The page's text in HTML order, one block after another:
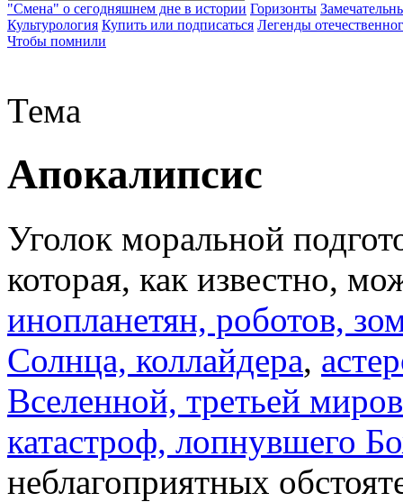
"Смена" о сегодняшнем дне в истории Горизонты
Культурология Купить или подписаться Легенды
Чтобы помнили
Тема
Апокалипсис
Уголок моральной
которая, как известно,
инопланетян, роботов,
Солнца, коллайдера,
Вселенной, третьей
катастроф, лопнувшего
неблагоприятных